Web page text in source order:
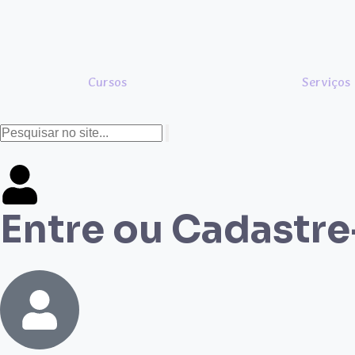
Cursos Serviços
Entre ou